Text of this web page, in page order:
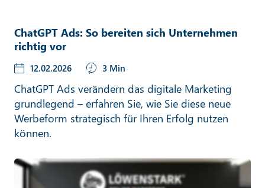
ChatGPT Ads: So bereiten sich Unternehmen
richtig vor
12.02.2026 3 Min
ChatGPT Ads verändern das digitale Marketing
grundlegend – erfahren Sie, wie Sie diese neue
Werbeform strategisch für Ihren Erfolg nutzen
können.